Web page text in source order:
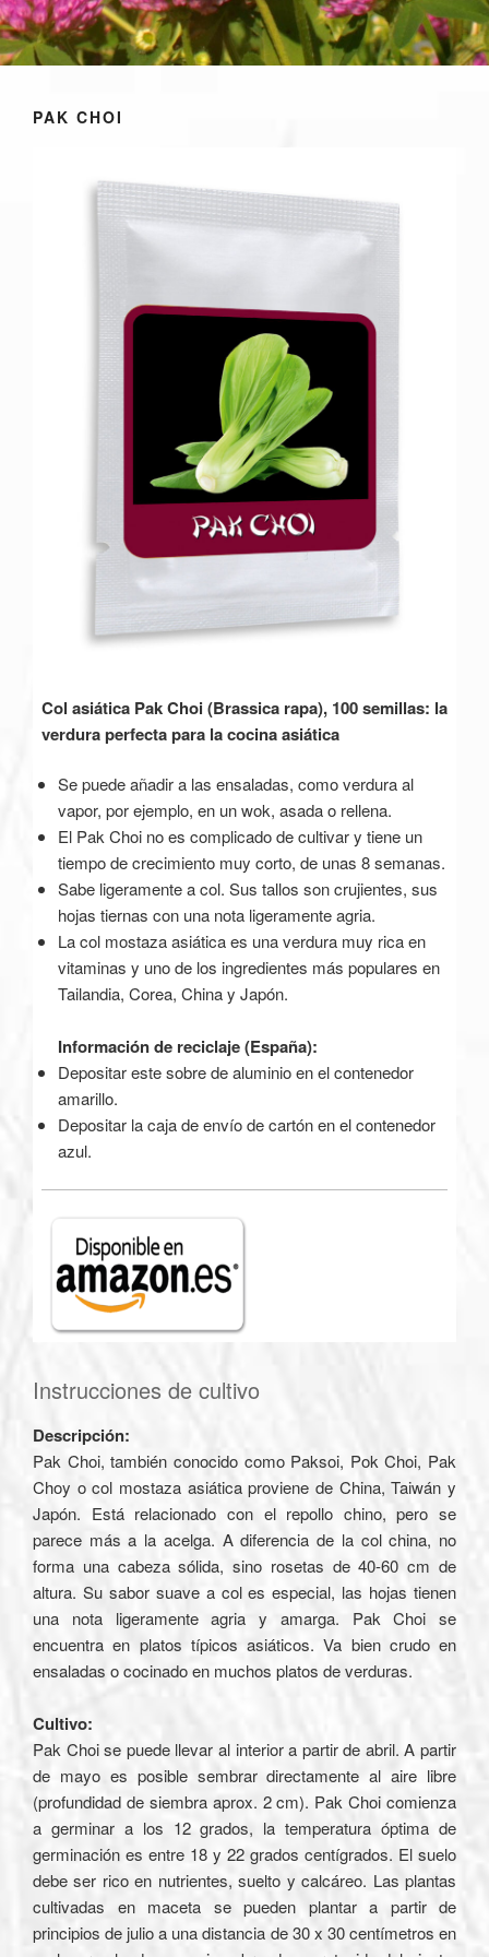
PAK CHOI
Col asiática Pak Choi (Brassica rapa), 100 semillas: la
verdura perfecta para la cocina asiática
Se puede añadir a las ensaladas, como verdura al
vapor, por ejemplo, en un wok, asada o rellena.
El Pak Choi no es complicado de cultivar y tiene un
tiempo de crecimiento muy corto, de unas 8 semanas.
Sabe ligeramente a col. Sus tallos son crujientes, sus
hojas tiernas con una nota ligeramente agria.
La col mostaza asiática es una verdura muy rica en
vitaminas y uno de los ingredientes más populares en
Tailandia, Corea, China y Japón.
Información de reciclaje (España):
Depositar este sobre de aluminio en el contenedor
amarillo.
Depositar la caja de envío de cartón en el contenedor
azul.
Instrucciones de cultivo
Descripción:
Pak Choi, también conocido como Paksoi, Pok Choi, Pak
Choy o col mostaza asiática proviene de China, Taiwán y
Japón. Está relacionado con el repollo chino, pero se
parece más a la acelga. A diferencia de la col china, no
forma una cabeza sólida, sino rosetas de 40-60 cm de
altura. Su sabor suave a col es especial, las hojas tienen
una nota ligeramente agria y amarga. Pak Choi se
encuentra en platos típicos asiáticos. Va bien crudo en
ensaladas o cocinado en muchos platos de verduras.
Cultivo:
Pak Choi se puede llevar al interior a partir de abril. A partir
de mayo es posible sembrar directamente al aire libre
(profundidad de siembra aprox. 2 cm). Pak Choi comienza
a germinar a los 12 grados, la temperatura óptima de
germinación es entre 18 y 22 grados centígrados. El suelo
debe ser rico en nutrientes, suelto y calcáreo. Las plantas
cultivadas en maceta se pueden plantar a partir de
principios de julio a una distancia de 30 x 30 centímetros en